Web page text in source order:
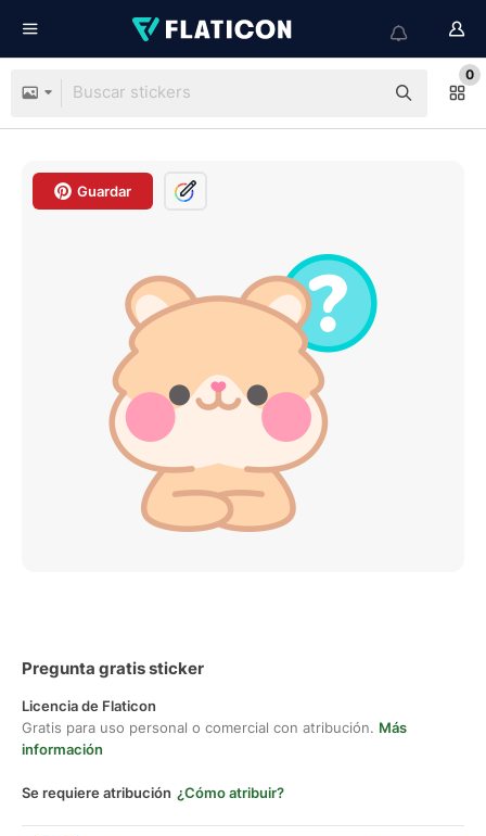
0
Guardar
Pregunta gratis sticker
Licencia de Flaticon
Gratis para uso personal o comercial con atribución. Más
información
Se requiere atribución ¿Cómo atribuir?